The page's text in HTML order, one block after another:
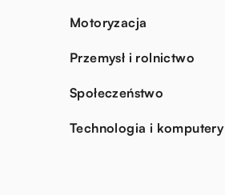
Motoryzacja
Przemysł i rolnictwo
Społeczeństwo
Technologia i komputery